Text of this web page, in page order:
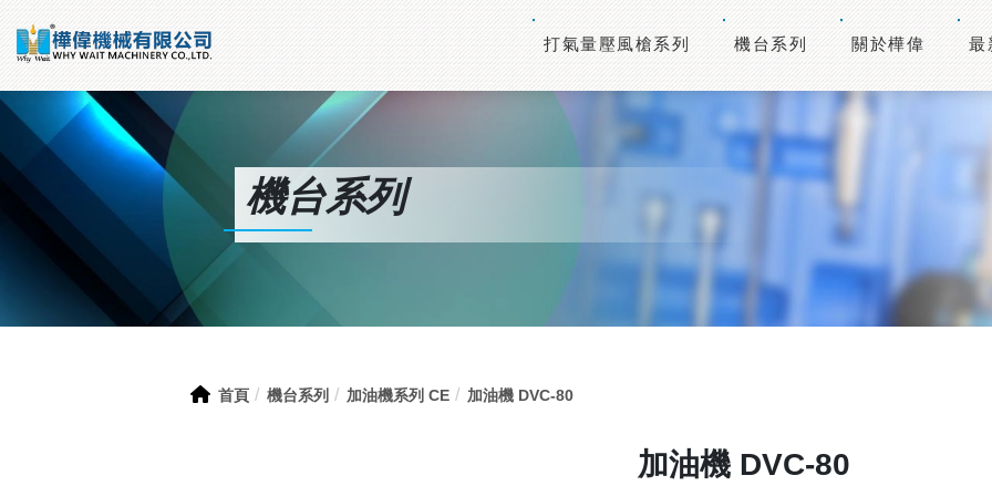
打氣量壓風槍系列 機台系列 關於樺偉 最
機台系列
首頁 機台系列 加油機系列 CE 加油機 DVC-80
加油機 DVC-80